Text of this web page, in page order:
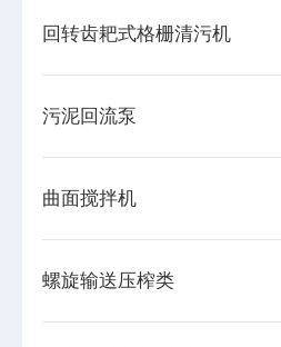
回转齿耙式格栅清污机
污泥回流泵
曲面搅拌机
螺旋输送压榨类